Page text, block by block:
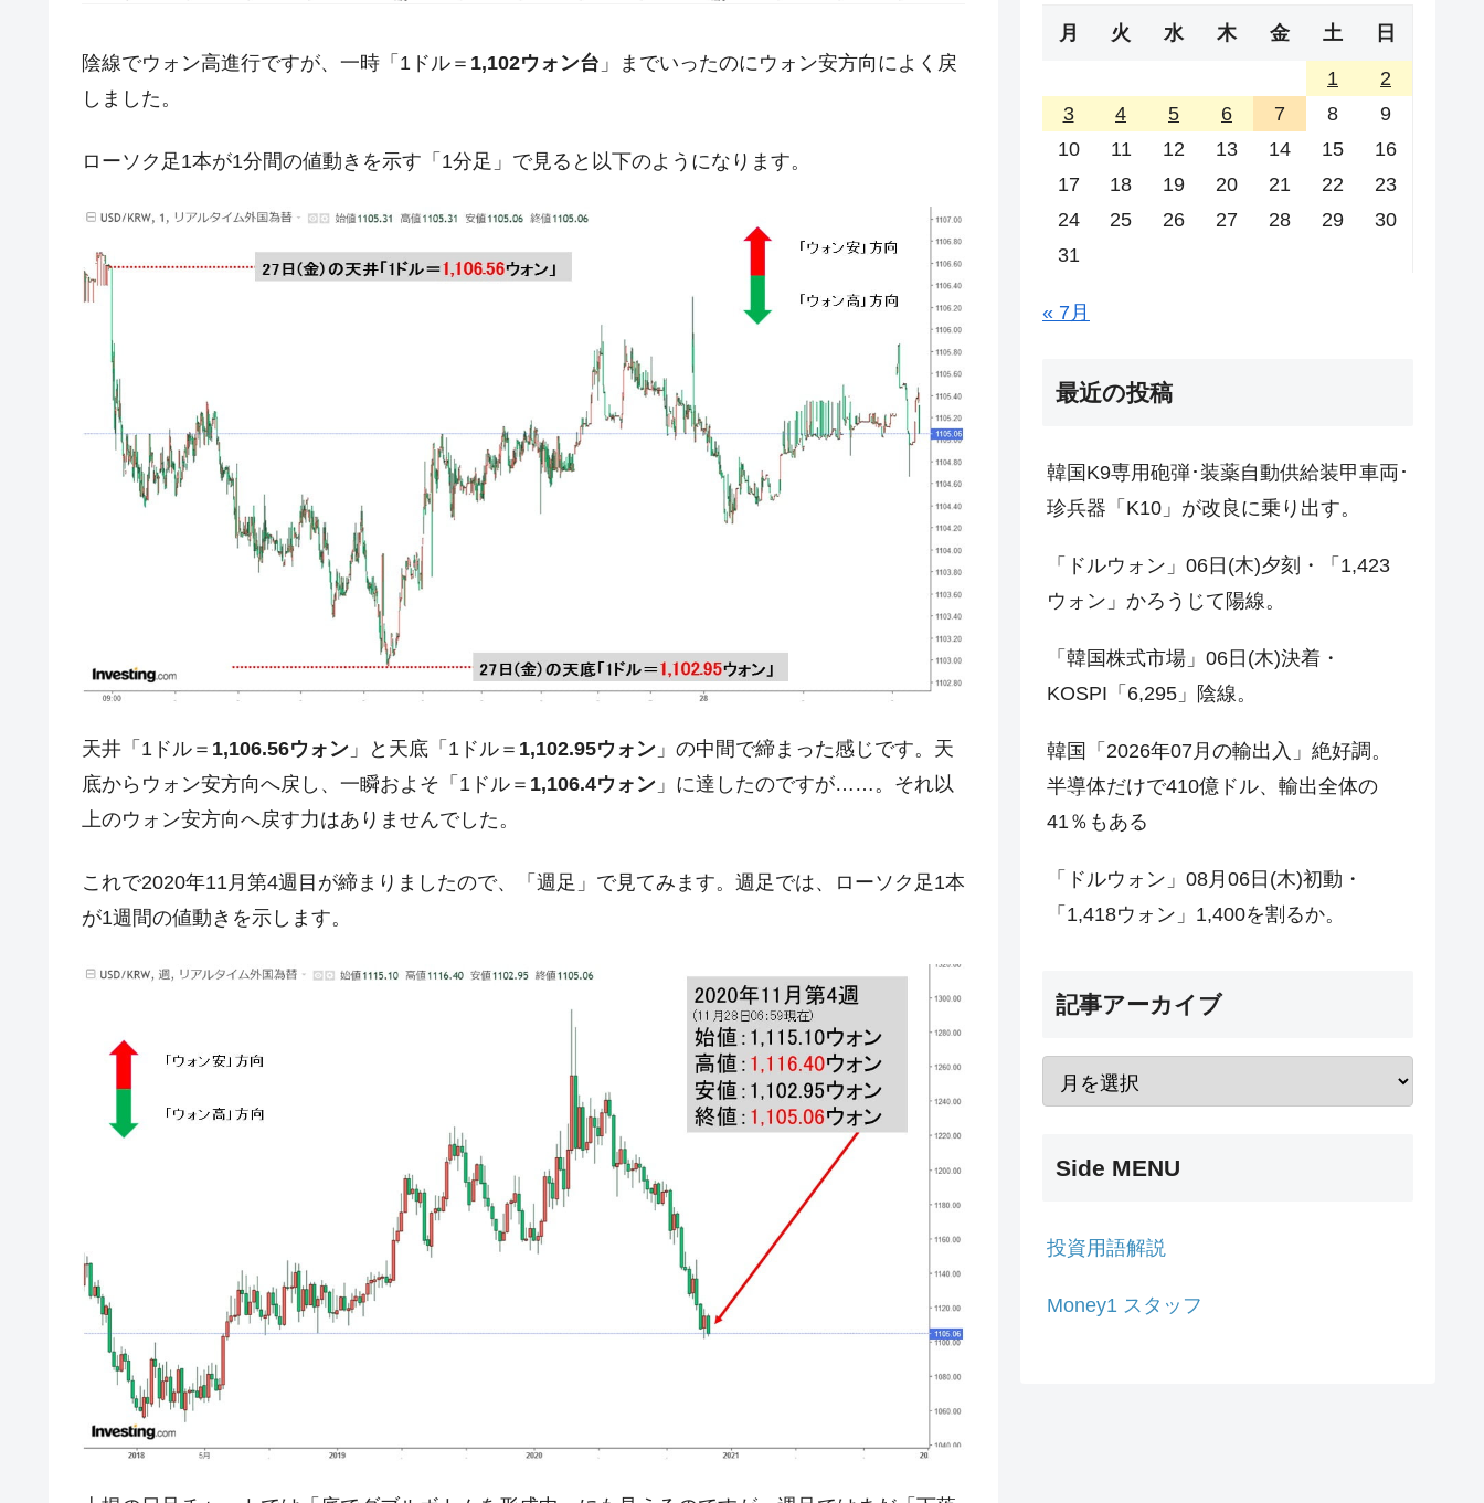
する差別。許してはおかぬ
『Money1』
『Money1』 韓国･加徳島新国際空港「またも暗礁」の危機 ⇒ 10.7兆では損が出るからできない。
『Money1』
【速報】韓国株式市場の暴落・本日07月29日(水)もサイドカー・サーキットブレイカーの二段コンボ
IT産業は人を雇用する効果は低い。全産業の半分未満しか雇用を生まない
『Money1』
『Money1』 韓国化学企業最大手『ロッテケミカル』純借入金が約8兆。信用格付け「ネガティブ」にダウン
『Money1』 韓国株式市場･暗黒の火曜日。サーキットブレイカーも発動！ 半導体2銘柄の暴落
Fact1 日本の誇る海洋資源調査船『白嶺』は先進技術の塊！
夏の甲子園、優勝校を最も多く輩出している都道府県とは？
今話題の「楽天ライオンズ」とは？
奇跡の毛色「白毛馬」とは？
全て勝つといくら？ 競馬GI競走で勝利騎手がもらえる賞金とは？
Fact1 平成仮面ライダーの意外すぎるモチーフとは？
Fact1 日本人マスターズ挑戦の歴史。松山以前に最高位だった選手とは？
陰線でウォン高進行ですが、一時「1ドル＝ 1,102ウォン台 」までいったのにウォン安方向によく戻
しました。
ローソク足1本が1分間の値動きを示す「1分足」で見ると以下のようになります。
天井「1ドル＝ 1,106.56ウォン 」と天底「1ドル＝ 1,102.95ウォン 」の中間で締まった感じです。天
底からウォン安方向へ戻し、一瞬およそ「1ドル＝ 1,106.4ウォン 」に達したのですが……。それ以
上のウォン安方向へ戻す力はありませんでした。
これで2020年11月第4週目が締まりましたので、「週足」で見てみます。週足では、ローソク足1本
が1週間の値動きを示します。
月 火 水 木 金 土 日
1
2
3
4 5 6 7 8
9
10
11 12 13 14 15
16
17
18 19 20 21 22
23
24
25 26 27 28 29
30
31
« 7月
最近の投稿
韓国K9専用砲弾･装薬自動供給装甲車両･
珍兵器「K10」が改良に乗り出す。
「ドルウォン」06日(木)夕刻・「1,423
ウォン」かろうじて陽線。
「韓国株式市場」06日(木)決着・
KOSPI「6,295」陰線。
韓国「2026年07月の輸出入」絶好調。
半導体だけで410億ドル、輸出全体の
41％もある
「ドルウォン」08月06日(木)初動・
「1,418ウォン」1,400を割るか。
記事アーカイブ
Side MENU
投資用語解説
Money1 スタッフ